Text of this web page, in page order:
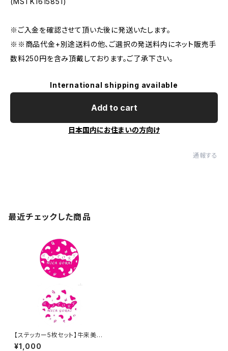
※ご入金を確認させて頂いた後に発送いたします。
※※商品代金+別途送料の他、ご選択の発送料内にネット販売手
数料250円を含み頂戴しております。ご了承下さい。
International shipping available
Add to cart
日本国内にお住まいの方向け
通報する
最近チェックした商品
【ステッカー5枚セット】牛来美佳
グッズ -HISTORY-
¥1,000